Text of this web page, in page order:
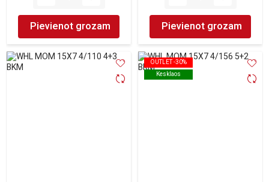
Pievienot grozam Pievienot grozam
OUTLET -30%
Kesklaos
OUTLET -30%
Kesklaos